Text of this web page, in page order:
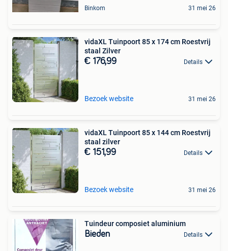
Binkom 31 mei 26
vidaXL Tuinpoort 85 x 174 cm Roestvrij
staal Zilver
€ 176,99 Details
Bezoek website 31 mei 26
vidaXL Tuinpoort 85 x 144 cm Roestvrij
staal zilver
€ 151,99 Details
Bezoek website 31 mei 26
Tuindeur composiet aluminium
Bieden Details